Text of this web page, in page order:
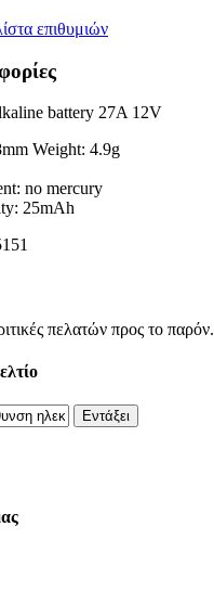
επιθυμιών
battery 27A 12V
Weight: 4.9g
no mercury
25mAh
πελατών προς το παρόν.
Εντάξει